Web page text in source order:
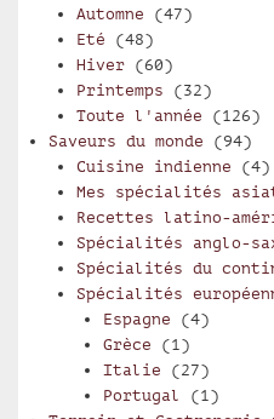
Automne (47)
Eté (48)
Hiver(60)
Printemps (32)
Toute l'année (126)
Saveurs du monde (94)
Cuisine indienne (4)
Mes spécialités
Recettes latino-
Spécialités anglo-
Spécialités du
Spécialités
Espagne (4)
Grèce (1)
Italie (27)
Portugal
(1)